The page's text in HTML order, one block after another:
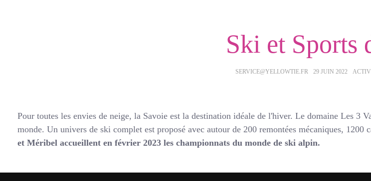
Ski et Sports
AUTHOR:
SERVICE@YELLOWTIE.FR
POSTED
29 JUIN 2022
Pour toutes les envies de neige, la Savoie est la destination idéale de l'hiver. Le domaine Les 3
monde. Un univers de ski complet est proposé avec autour de 200 remontées mécaniques, 1200
et Méribel accueillent en février 2023 les championnats du monde de ski alpin.